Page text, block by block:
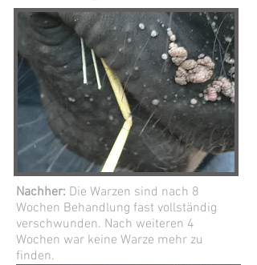
Nachher: Die Warzen sind nach 8
Wochen Behandlung fast vollständig
verschwunden. Nach weiteren 4
Wochen war keine Warze mehr zu
finden.